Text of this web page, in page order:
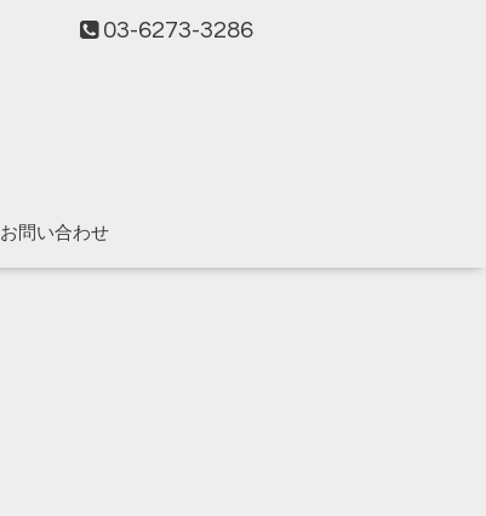
03-6273-3286
お問い合わせ